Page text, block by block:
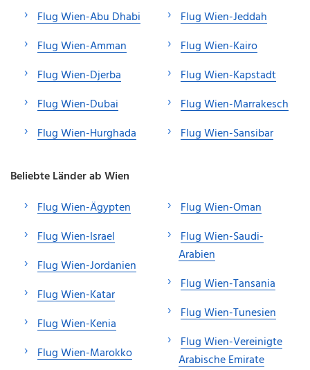
Flug Wien-Abu Dhabi
Flug Wien-Amman
Flug Wien-Djerba
Flug Wien-Dubai
Flug Wien-Hurghada
Flug Wien-Jeddah
Flug Wien-Kairo
Flug Wien-Kapstadt
Flug Wien-Marrakesch
Flug Wien-Sansibar
Beliebte Länder ab Wien
Flug Wien-Ägypten
Flug Wien-Israel
Flug Wien-Jordanien
Flug Wien-Katar
Flug Wien-Kenia
Flug Wien-Marokko
Flug Wien-Oman
Flug Wien-Saudi-
Arabien
Flug Wien-Tansania
Flug Wien-Tunesien
Flug Wien-Vereinigte
Arabische Emirate